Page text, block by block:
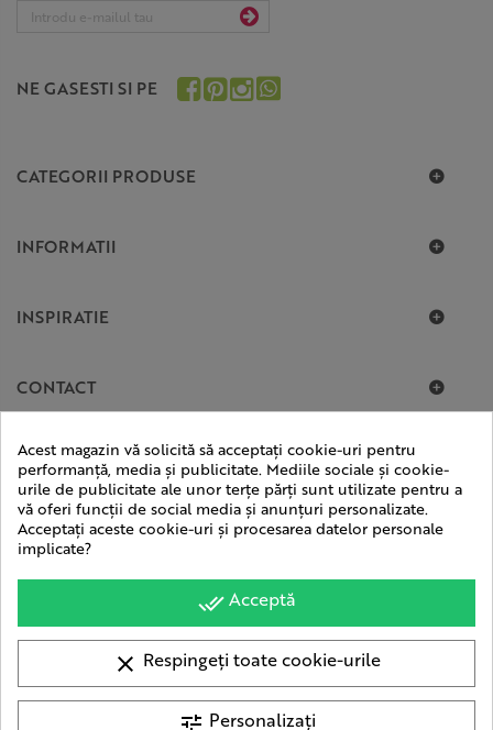
NE GASESTI SI PE
CATEGORII PRODUSE
INFORMATII
INSPIRATIE
CONTACT
Acest magazin vă solicită să acceptați cookie-uri pentru
performanță, media și publicitate. Mediile sociale și cookie-
urile de publicitate ale unor terțe părți sunt utilizate pentru a
vă oferi funcții de social media și anunțuri personalizate.
Acceptați aceste cookie-uri și procesarea datelor personale
implicate?
done_all Acceptă
clear Respingeți toate cookie-urile
tune Personalizați